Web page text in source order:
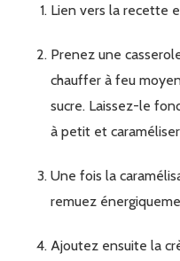
Lien vers la recette
Prenez une casserole et versez le sucre. Faites
chauffer à feu
sucre. Laissez-le
à petit et
Une fois la caramélisation faite, versez le beurre et
remuez
Ajoutez ensuite la crème et continuez à remuer